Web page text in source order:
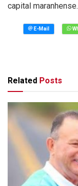
capital maranhense.
Related Posts